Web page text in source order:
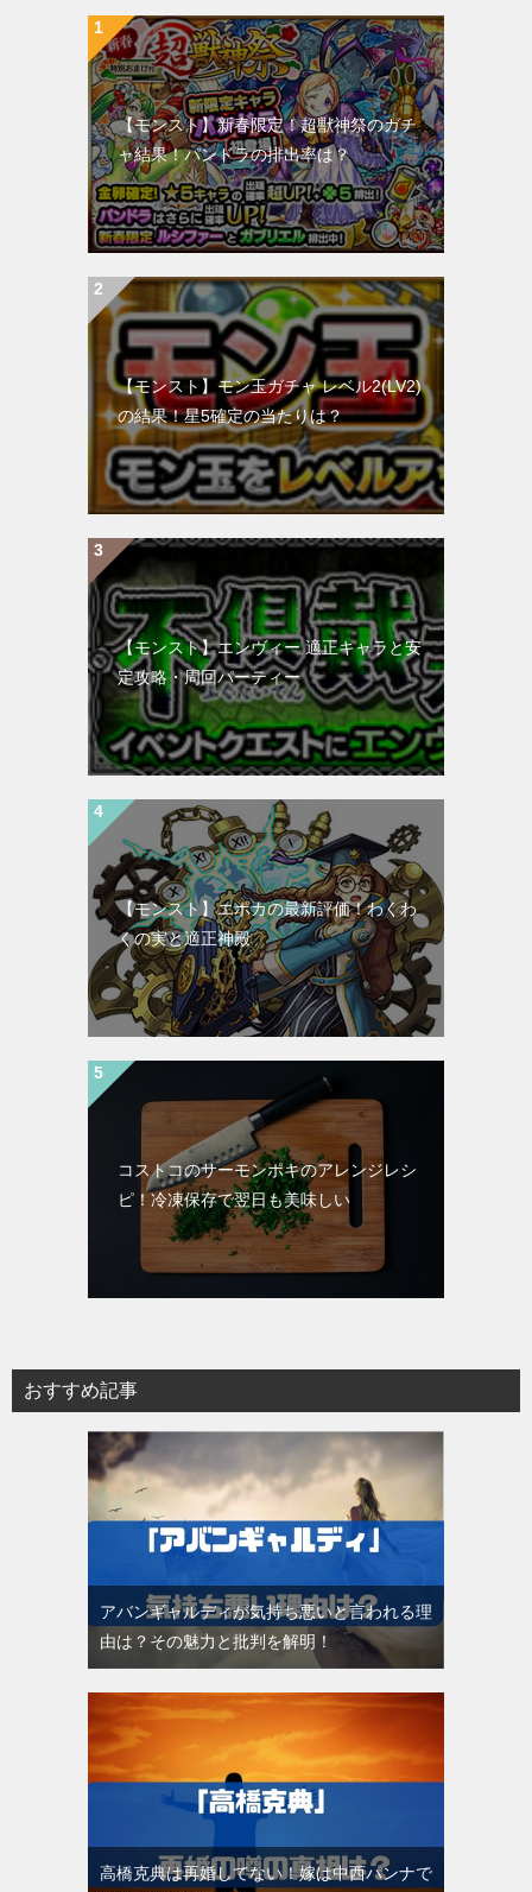
【モンスト】新春限定！超獣神祭のガチ
ャ結果！パンドラの排出率は？
【モンスト】モン玉ガチャ レベル2(LV2)
の結果！星5確定の当たりは？
【モンスト】エンヴィー 適正キャラと安
定攻略・周回パーティー
【モンスト】エポカの最新評価！わくわ
くの実と適正神殿
コストコのサーモンポキのアレンジレシ
ピ！冷凍保存で翌日も美味しい
おすすめ記事
アバンギャルディが気持ち悪いと言われる理
由は？その魅力と批判を解明！
高橋克典は再婚してない！嫁は中西ハンナで